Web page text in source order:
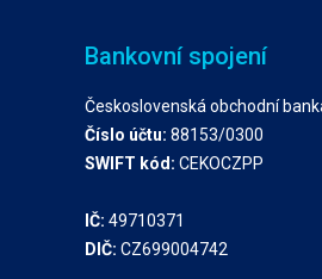
Bankovní spojení
Československá obchodní
Číslo účtu: 88153/0300
SWIFT kód: CEKOCZPP
IČ: 49710371
DIČ: CZ699004742